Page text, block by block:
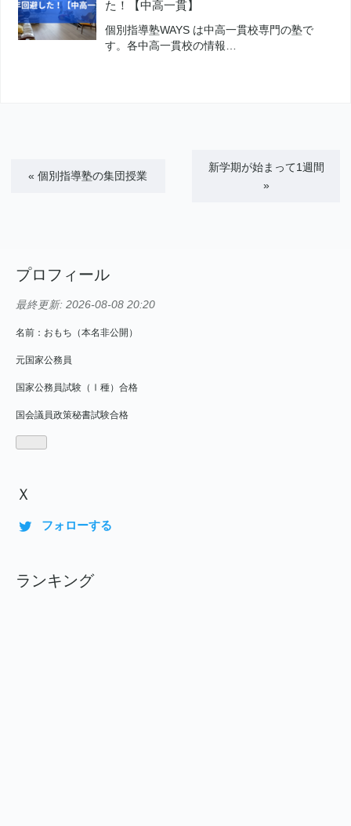
た！【中高一貫】
個別指導塾WAYS は中高一貫校専門の塾で
す。各中高一貫校の情報…
«個別指導塾の集団授業
新学期が始まって1週間
»
プロフィール
最終更新: 2026-08-08 20:20
名前：おもち（本名非公開）
元国家公務員
国家公務員試験（Ⅰ種）合格
国会議員政策秘書試験合格
Ｘ
フォローする
ランキング